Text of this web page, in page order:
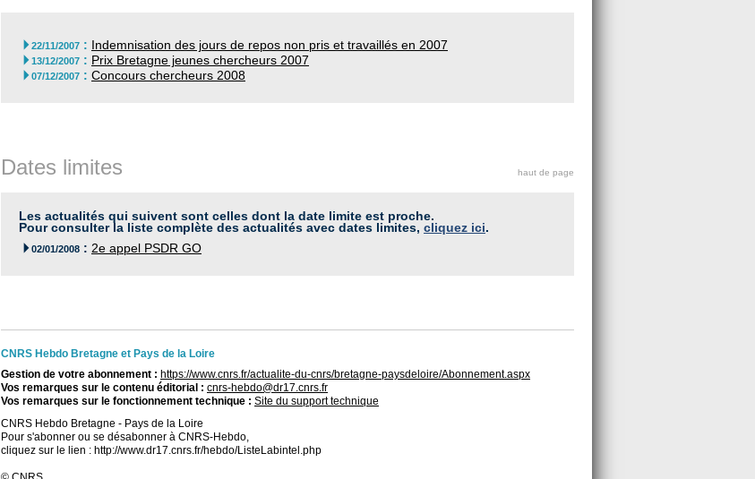
22/11/2007 : Indemnisation des jours de repos non pris et travaillés en 2007
13/12/2007 : Prix Bretagne jeunes chercheurs 2007
07/12/2007 : Concours chercheurs 2008
Dates limites haut de page
Les actualités qui suivent sont celles dont la date limite est proche.
Pour consulter la liste complète des actualités avec dates limites, cliquez ici.
02/01/2008 : 2e appel PSDR GO
CNRS Hebdo Bretagne et Pays de la Loire
Gestion de votre abonnement : https://www.cnrs.fr/actualite-du-cnrs/bretagne-paysdeloire/Abonnement.aspx
Vos remarques sur le contenu éditorial : cnrs-hebdo@dr17.cnrs.fr
Vos remarques sur le fonctionnement technique : Site du support technique
CNRS Hebdo Bretagne - Pays de la Loire
Pour s'abonner ou se désabonner à CNRS-Hebdo,
cliquez sur le lien : http://www.dr17.cnrs.fr/hebdo/ListeLabintel.php